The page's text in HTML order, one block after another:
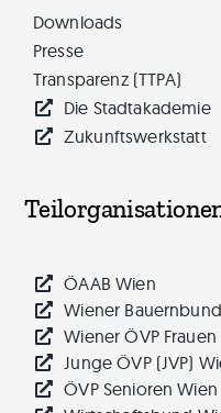
Downloads
Presse
Transparenz (TTPA)
Die Stadtakademie
Zukunftswerkstatt
ÖAAB Wien
Wiener Bauernbund
Wiener ÖVP Frauen
Junge ÖVP (JVP)
ÖVP Senioren Wien